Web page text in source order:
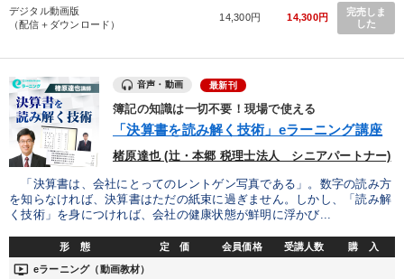
業種
IT・サービス・金融業 コンサルタント 専門家
キーワード
M&A 営業 採用 理念・パーパス 企業再建
一流人
デジタル動画版
（配信＋ダウンロード）
14,300円 14,300円
完売しま
した
音声・動画 最新刊
簿記の知識は一切不要！現場で使える
「決算書を読み解く技術」eラーニング講座
楮原達也 (辻・本郷 税理士法人 シニアパートナー)
「決算書は、会社にとってのレントゲン写真である」。数字の読み方
を知らなければ、決算書はただの紙束に過ぎません。しかし、「読み解
く技術」を身につければ、会社の健康状態が鮮明に浮かび...
形 態 定 価 会員価格 受講人数 購 入
ondemand_video eラーニング（動画教材）